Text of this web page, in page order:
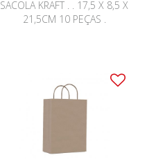
SACOLA KRAFT . . 17,5 X 8,5 X
21,5CM 10 PEÇAS .